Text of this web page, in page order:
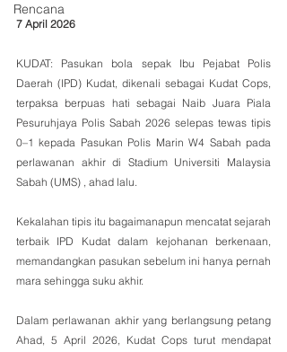
Rencana
7 April 2026
KUDAT: Pasukan bola sepak Ibu Pejabat Polis
Daerah (IPD) Kudat, dikenali sebagai Kudat Cops,
terpaksa berpuas hati sebagai Naib Juara Piala
Pesuruhjaya Polis Sabah 2026 selepas tewas tipis
0–1 kepada Pasukan Polis Marin W4 Sabah pada
perlawanan akhir di Stadium Universiti Malaysia
Sabah (UMS) , ahad lalu.
Kekalahan tipis itu bagaimanapun mencatat sejarah
terbaik IPD Kudat dalam kejohanan berkenaan,
memandangkan pasukan sebelum ini hanya pernah
mara sehingga suku akhir.
Dalam perlawanan akhir yang berlangsung petang
Ahad, 5 April 2026, Kudat Cops turut mendapat